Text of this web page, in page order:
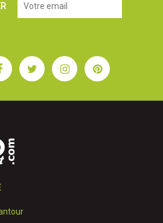
FacebookTwitterInstagramPinterest